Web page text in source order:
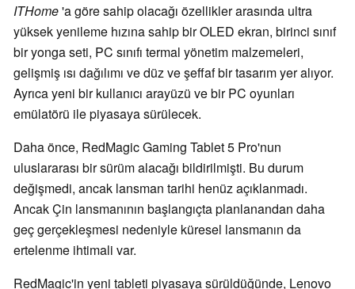
ITHome'a göre sahip olacağı özellikler arasında ultra
yüksek yenileme hızına sahip bir OLED ekran, birinci sınıf
bir yonga seti, PC sınıfı termal yönetim malzemeleri,
gelişmiş ısı dağılımı ve düz ve şeffaf bir tasarım yer alıyor.
Ayrıca yeni bir kullanıcı arayüzü ve bir PC oyunları
emülatörü ile piyasaya sürülecek.
Daha önce, RedMagic Gaming Tablet 5 Pro'nun
uluslararası bir sürüm alacağı bildirilmişti. Bu durum
değişmedi, ancak lansman tarihi henüz açıklanmadı.
Ancak Çin lansmanının başlangıçta planlanandan daha
geç gerçekleşmesi nedeniyle küresel lansmanın da
ertelenme ihtimali var.
RedMagic'in yeni tableti piyasaya sürüldüğünde, Lenovo